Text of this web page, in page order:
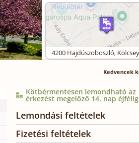
4200 Hajdúszoboszló,
Kedvencek
Kötbérmentesen lemondható az
érkezést megelőző 14. nap éjfélig
Lemondási feltételek
Fizetési feltételek